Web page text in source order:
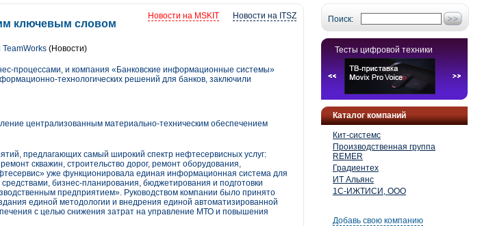
Поиск:
Тесты цифровой техники
Каталог компаний
Кит-системс
Производственная группа
REMER
Градиентех
ИТ Альянс
1С-ИЖТИСИ, ООО
Добавь свою компанию
Новости на ITSZ
Новости на MSKIT
ключевым словом
(Новости)
процессами, и компания «Банковские информационные системы»
технологических решений для банков, заключили
централизованным материально-техническим обеспечением
предлагающих самый широкий спектр нефтесервисных услуг:
скважин, строительство дорог, ремонт оборудования,
уже функционировала единая информационная система для
бизнес-планирования, бюджетирования и подготовки
предприятием». Руководством компании было принято
единой методологии и внедрения единой автоматизированной
с целью снижения затрат на управление МТО и повышения